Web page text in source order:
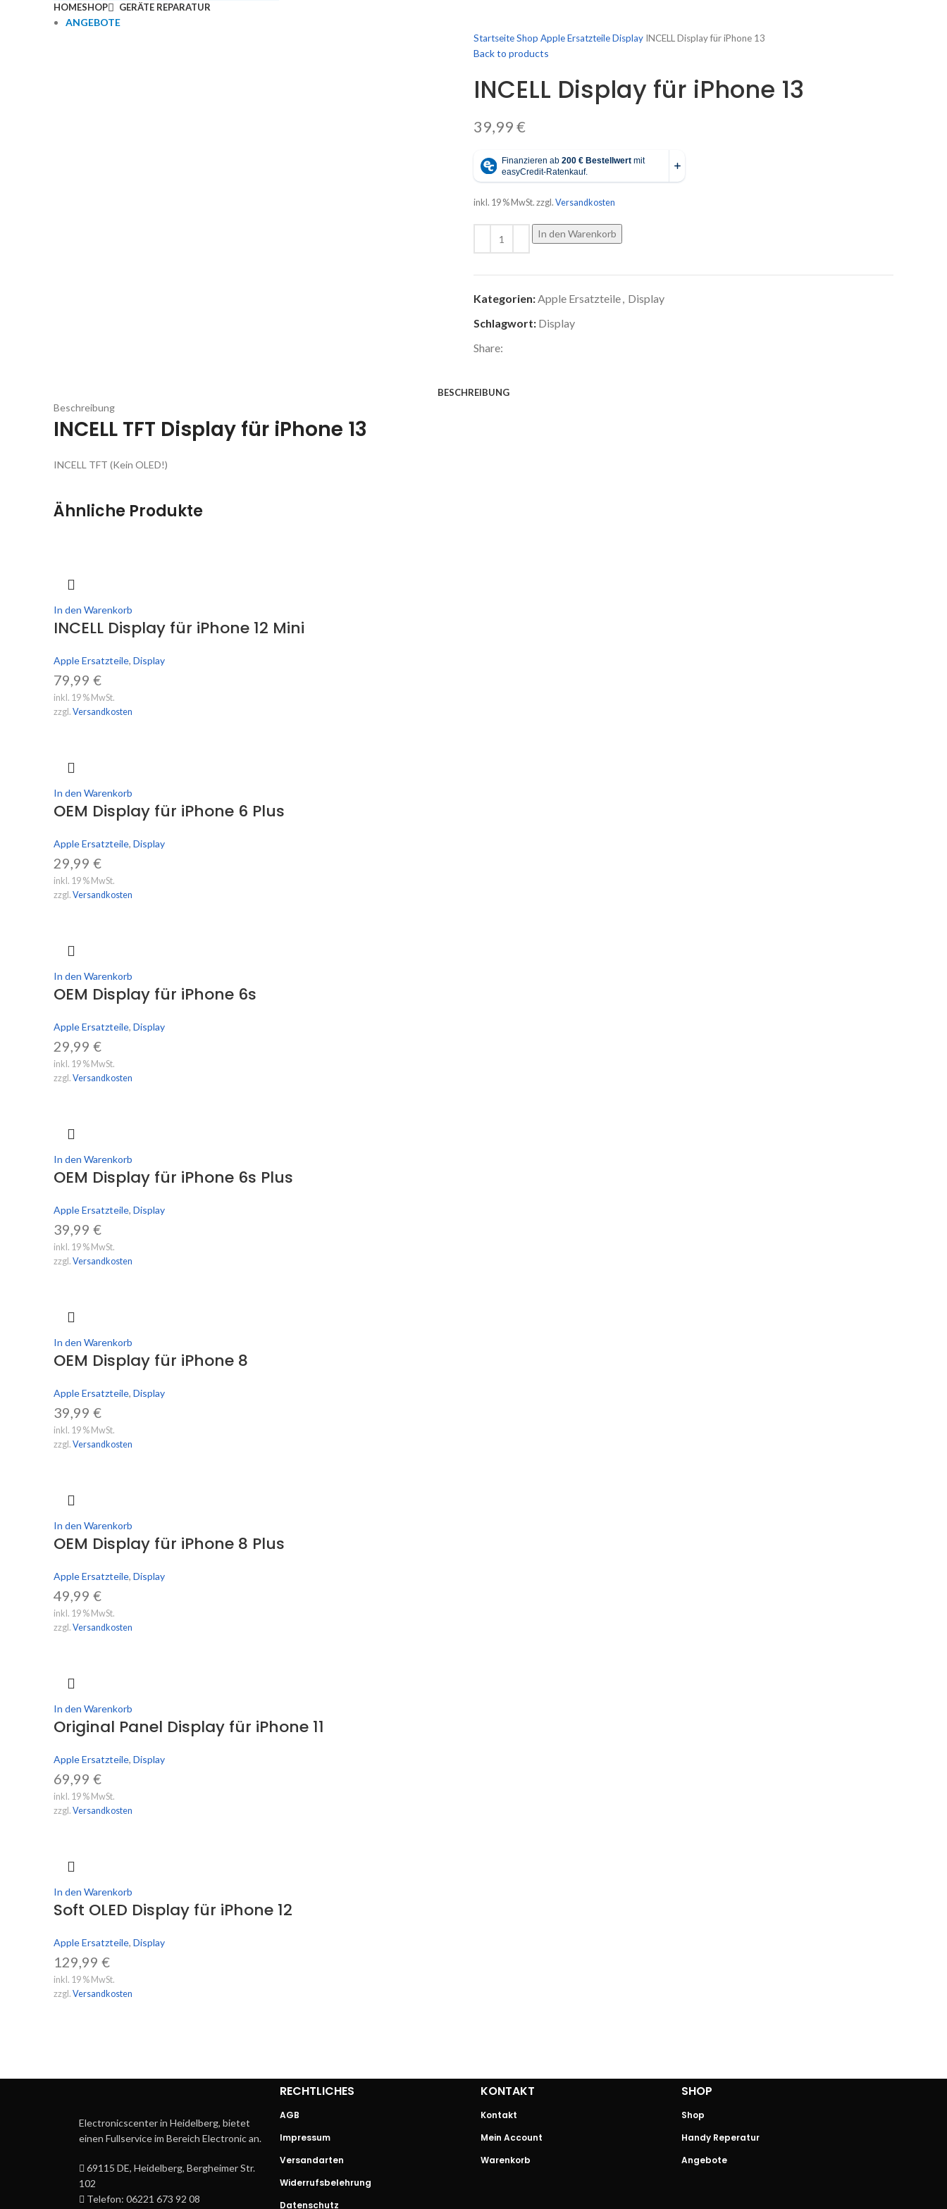
HOMESHOP GERÄTE REPARATUR
ANGEBOTE
StartseiteShop Apple ErsatzteileDisplay INCELL Display für iPhone 13
Back to products
INCELL Display für iPhone 13
39,99€
inkl. 19 % MwSt. zzgl. Versandkosten
In den Warenkorb
Kategorien:Apple Ersatzteile, Display
Schlagwort: Display
Share:
BESCHREIBUNG
Beschreibung
INCELL TFT Display für iPhone 13
INCELL TFT (Kein OLED!)
Ähnliche Produkte
In den Warenkorb
INCELL Display für iPhone 12 Mini
Apple Ersatzteile, Display
79,99 €
inkl. 19 % MwSt.
zzgl. Versandkosten
In den Warenkorb
OEM Display für iPhone 6 Plus
Apple Ersatzteile, Display
29,99 €
inkl. 19 % MwSt.
zzgl. Versandkosten
In den Warenkorb
OEM Display für iPhone 6s
Apple Ersatzteile, Display
29,99 €
inkl. 19 % MwSt.
zzgl. Versandkosten
In den Warenkorb
OEM Display für iPhone 6s Plus
Apple Ersatzteile, Display
39,99 €
inkl. 19 % MwSt.
zzgl. Versandkosten
In den Warenkorb
OEM Display für iPhone 8
Apple Ersatzteile, Display
39,99 €
inkl. 19 % MwSt.
zzgl. Versandkosten
In den Warenkorb
OEM Display für iPhone 8 Plus
Apple Ersatzteile, Display
49,99 €
inkl. 19 % MwSt.
zzgl. Versandkosten
In den Warenkorb
Original Panel Display für iPhone 11
Apple Ersatzteile, Display
69,99 €
inkl. 19 % MwSt.
zzgl. Versandkosten
In den Warenkorb
Soft OLED Display für iPhone 12
Apple Ersatzteile, Display
129,99 €
inkl. 19 % MwSt.
zzgl. Versandkosten
Electronicscenter in Heidelberg, bietet
einen Fullservice im Bereich Electronic an.
69115 DE, Heidelberg, Bergheimer Str.
102
Telefon: 06221 673 92 08
RECHTLICHES
AGB
Impressum
Versandarten
Widerrufsbelehrung
Datenschutz
KONTAKT
Kontakt
Mein Account
Warenkorb
SHOP
Shop
Handy Reperatur
Angebote